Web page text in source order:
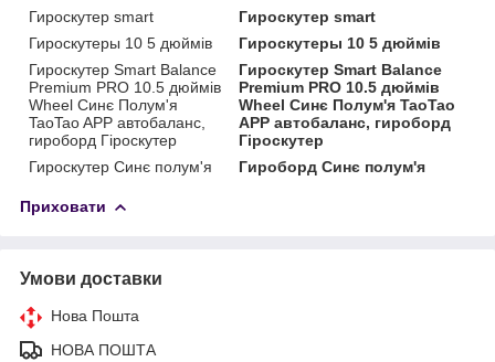
Гироскутер smart
Гироскутер smart
Гироскутеры 10 5 дюймів
Гироскутеры 10 5 дюймів
Гироскутер Smart Balance
Premium PRO 10.5 дюймів
Wheel Синє Полум'я
TaoTao APP автобаланс,
гироборд Гіроскутер
Гироскутер Smart Balance
Premium PRO 10.5 дюймів
Wheel Синє Полум'я TaoTao
APP автобаланс, гироборд
Гіроскутер
Гироскутер Синє полум'я
Гироборд Синє полум'я
Приховати
Умови доставки
Нова Пошта
НОВА ПОШТА